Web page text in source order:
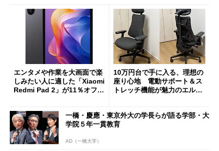
エンタメや作業を大画面で楽
しみたい人に適した「Xiaomi
Redmi Pad 2」が11％オフの
10万円台で手に入る、理想の
座り心地 電動サポート＆ス
トレッチ機能が魅力のエルゴ
一橋・慶應・東京外大の学長らが語る学部・大
学院５年一貫教育
AD（一橋大学）